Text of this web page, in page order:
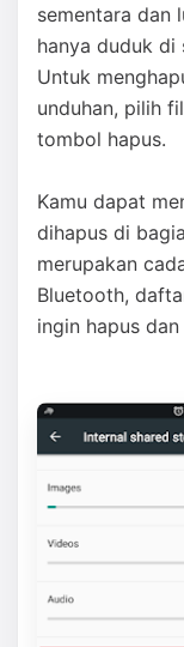
sementara dan
hanya duduk di
Untuk
unduhan, pilih
tombol hapus.
Kamu dapat
dihapus di
merupakan
Bluetooth,
ingin hapus